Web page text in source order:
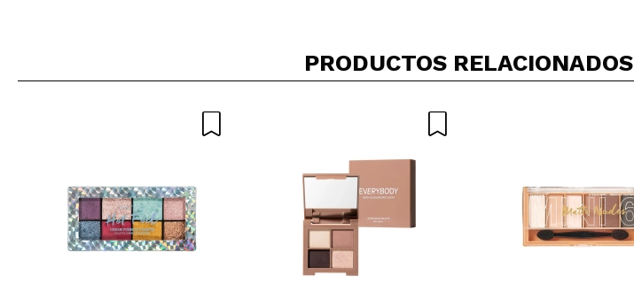
PRODUCTOS RELACIONADOS